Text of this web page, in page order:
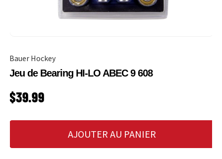
Bauer Hockey
Jeu de Bearing HI-LO ABEC 9 608
PRIX HABITUEL
$39.99
AJOUTER AU PANIER